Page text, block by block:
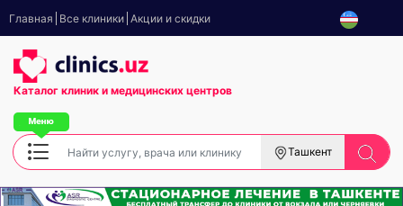
Главная Все клиники Акции и скидки
Каталог клиник и медицинских центров
Ташкент